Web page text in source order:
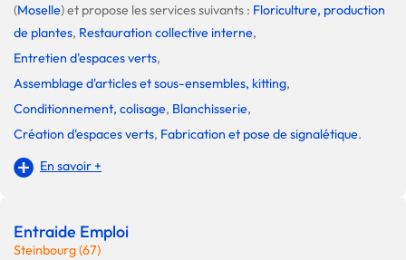
(Moselle) et propose les services suivants : Floriculture, production
de plantes, Restauration collective interne,
Entretien d'espaces verts,
Assemblage d'articles et sous-ensembles, kitting,
Conditionnement, colisage, Blanchisserie,
Création d'espaces verts, Fabrication et pose de signalétique.
En savoir +
Entraide Emploi
Steinbourg (67)